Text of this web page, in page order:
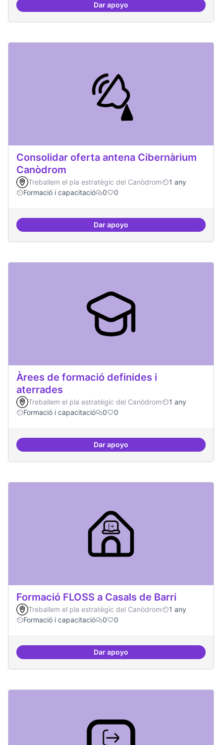
Dar apoyoTallers de col·laboració
Consolidar oferta antena Cibernàrium
Canòdrom
Treballem el pla estratègic del Canòdrom
1 any
Formació i capacitació
0 0
Dar apoyoConsolidar oferta antena
Àrees de formació definides i
aterrades
Treballem el pla estratègic del Canòdrom
1 any
Formació i capacitació
0 0
Dar apoyoÀrees de formació definides i
Formació FLOSS a Casals de Barri
Treballem el pla estratègic del Canòdrom
1 any
Formació i capacitació
0 0
Dar apoyoFormació FLOSS a Casals de